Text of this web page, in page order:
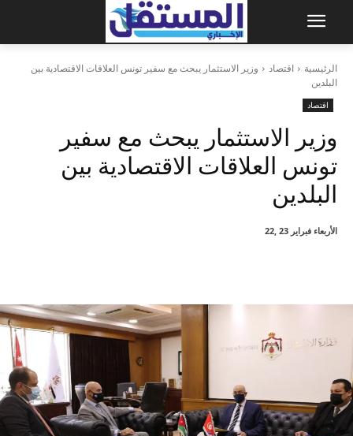
الرئيسية اقتصاد
وزير الاستثمار يبحث مع سفير تونس العلاقات الاقتصادية بين
البلدين
اقتصاد
وزير الاستثمار يبحث مع سفير
تونس العلاقات الاقتصادية بين
البلدين
الأربعاء فبراير 23 ,22